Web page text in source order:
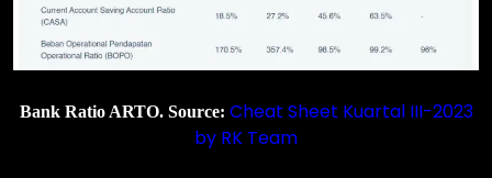
Bank Ratio ARTO. Source: Cheat Sheet Kuartal III-2023
by RK Team